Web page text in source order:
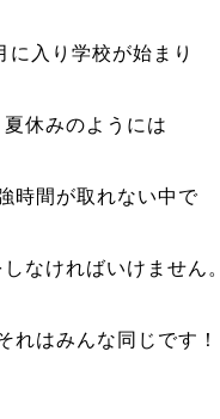
に入り学校が始まり
夏休みのようには
時間が取れない中で
なければいけません。
れはみんな同じです！